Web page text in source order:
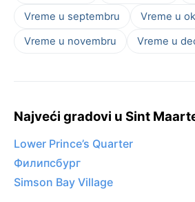
Vreme u septembru
Vreme u
Vreme u novembru
Vreme u
Najveći gradovi u Sint
Lower Prince’s Quarter
Филипсбург
Simson Bay Village